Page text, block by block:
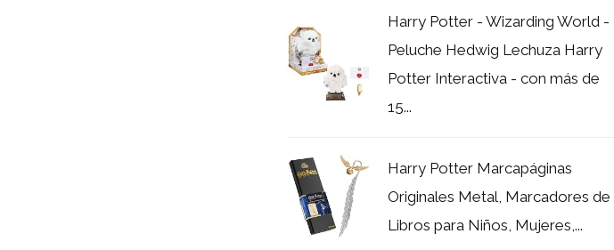
Harry Potter - Wizarding World -
Peluche Hedwig Lechuza Harry
Potter Interactiva - con más de
15...
Harry Potter Marcapáginas
Originales Metal, Marcadores de
Libros para Niños, Mujeres,...